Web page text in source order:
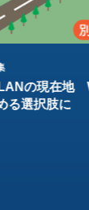
の現在地
る選択肢に